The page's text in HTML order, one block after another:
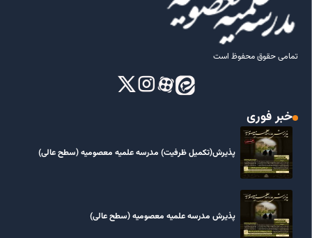
تمامی حقوق محفوظ است
خبر فوری
پذیرش(تکمیل ظرفیت) مدرسه علمیه معصومیه‌ (سطح عالی)
پذیرش مدرسه علمیه معصومیه‌ (سطح عالی)